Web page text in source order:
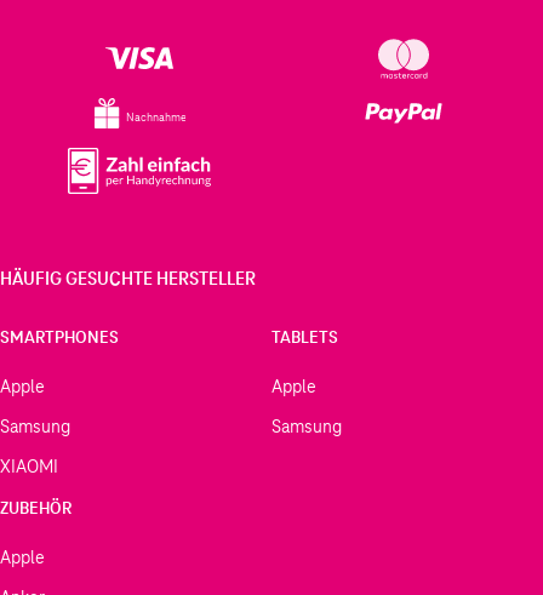
Nachnahme
HÄUFIG GESUCHTE HERSTELLER
SMARTPHONES
Apple
Samsung
XIAOMI
TABLETS
Apple
Samsung
ZUBEHÖR
Apple